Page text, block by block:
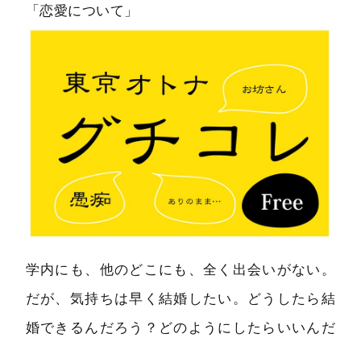
「恋愛について」
学内にも、他のどこにも、全く出会いがない。
だが、気持ちは早く結婚したい。どうしたら結
婚できるんだろう？どのようにしたらいいんだ